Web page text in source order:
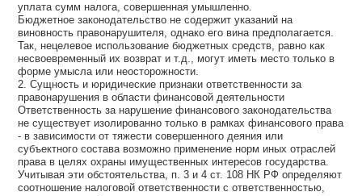
уплата сумм налога, совершенная умышленно.
Бюджетное законодательство не содержит указаний на
виновность правонарушителя, однако его вина предполагается.
Так, нецелевое использование бюджетных средств, равно как
несвоевременный их возврат и т.д., могут иметь место только в
форме умысла или неосторожности.
2. Сущность и юридические признаки ответственности за
правонарушения в области финансовой деятельности
Ответственность за нарушение финансового законодательства
не существует изолированно только в рамках финансового права
- в зависимости от тяжести совершенного деяния или
субъектного состава возможно применение норм иных отраслей
права в целях охраны имущественных интересов государства.
Учитывая эти обстоятельства, п. 3 и 4 ст. 108 НК РФ определяют
соотношение налоговой ответственности с ответственностью,